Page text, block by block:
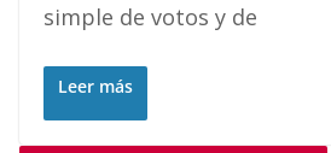
simple de votos y de
Leer más